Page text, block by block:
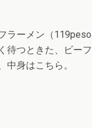
ラーメン（
待つときた、ビー
中身はこちら。